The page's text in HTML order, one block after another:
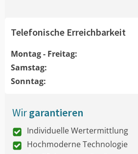
Telefonische Erreichbarkeit
Montag - Freitag:
Samstag:
Sonntag:
Wirgarantieren
Individuelle Wertermittlung
Hochmoderne Technologie